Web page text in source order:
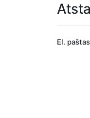
El. paštas